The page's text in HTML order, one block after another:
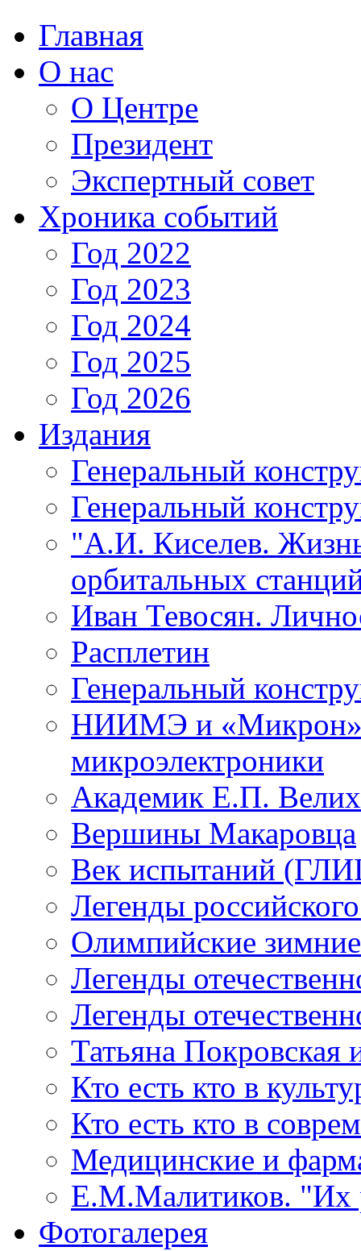
Главная
О нас
О Центре
Президент
Экспертный совет
Хроника событий
Год 2022
Год 2023
Год 2024
Год 2025
Год 2026
Издания
Генеральный
Генеральный
"А.И. Киселев.
орбитальных
Иван Тевосян.
Расплетин
Генеральный
НИИМЭ и «Микрон»
микроэлектроники
Академик Е.П.
Вершины Макаровца
Век испытаний
Легенды
Олимпийские
Легенды
Легенды
Татьяна Покровская
Кто есть кто в
Кто есть кто в
Медицинские и
Е.М.Малитиков. "Их
Фотогалерея